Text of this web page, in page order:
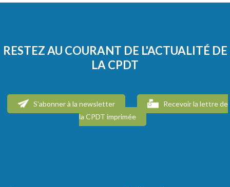
RESTEZ AU COURANT DE L'ACTUALITÉ DE
LA CPDT
S'abonner à la newsletter
Recevoir la lettre de
la CPDT imprimée